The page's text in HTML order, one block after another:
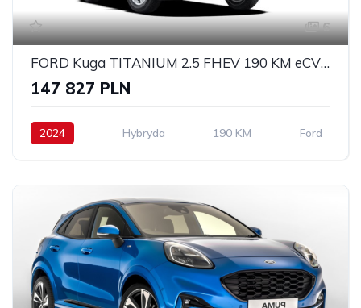
6
FORD Kuga TITANIUM 2.5 FHEV 190 KM eCVT FWD Titanium 5Dt
147 827 PLN
2024 Hybryda 190 KM Ford